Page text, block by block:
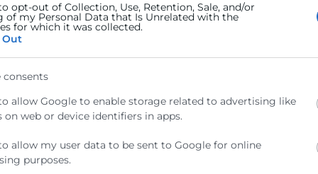
opt-out of Collection, Use, Retention, Sale, and/or
of my Personal Data that Is Unrelated with the
for which it was collected.
consents
allow Google to enable storage related to advertising like
on web or device identifiers in apps.
allow my user data to be sent to Google for online
purposes.
ha pasado
para las
10:30 | Gratuito |
Taller